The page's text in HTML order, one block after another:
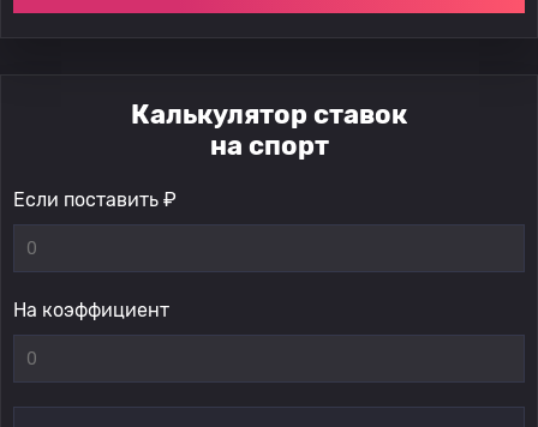
Калькулятор ставок
на спорт
Если поставить ₽
На коэффициент